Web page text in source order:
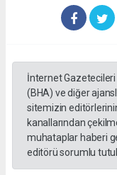
İnternet Gazetecileri
(BHA) ve diğer
sitemizin
kanallarından
muhataplar haberi
editörü sorumlu